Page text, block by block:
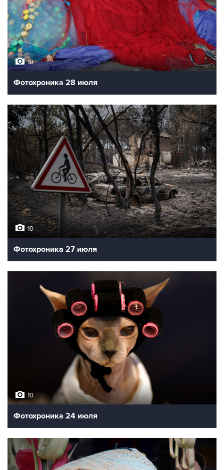
10
Фотохроника 28 июля
10
Фотохроника 27 июля
10
Фотохроника 24 июля